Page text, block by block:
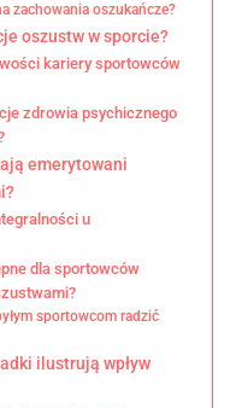
zachowania oszukańcze?
oszustw w sporcie?
kariery sportowców
zdrowia psychicznego
emerytowani
u
dla sportowców
sportowcom radzić
ilustrują wpływ